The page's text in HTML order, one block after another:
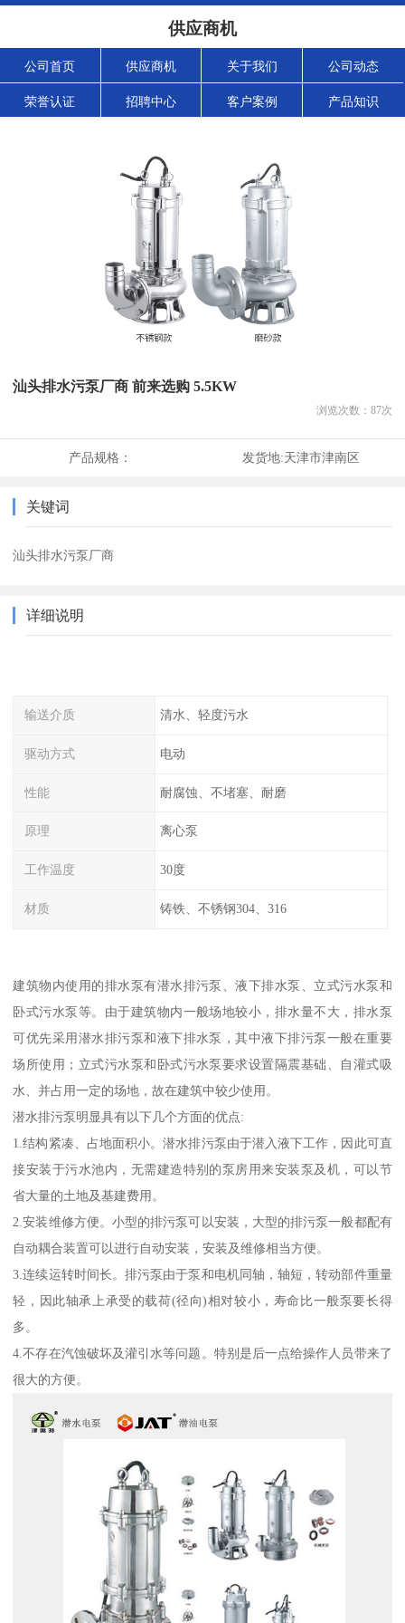
供应商机
公司首页 供应商机 关于我们 公司动态
荣誉认证 招聘中心 客户案例 产品知识
汕头排水污泵厂商 前来选购 5.5KW
浏览次数： 87次
产品规格： 发货地:天津市津南区
关键词
汕头排水污泵厂商
详细说明
输送介质 清水、轻度污水
驱动方式 电动
性能 耐腐蚀、不堵塞、耐磨
原理 离心泵
工作温度 30度
材质 铸铁、不锈钢304、316
建筑物内使用的排水泵有潜水排污泵、液下排水泵、立式污水泵和
卧式污水泵等。由于建筑物内一般场地较小，排水量不大，排水泵
可优先采用潜水排污泵和液下排水泵，其中液下排污泵一般在重要
场所使用；立式污水泵和卧式污水泵要求设置隔震基础、自灌式吸
水、并占用一定的场地，故在建筑中较少使用。
潜水排污泵明显具有以下几个方面的优点:
1.结构紧凑、占地面积小。潜水排污泵由于潜入液下工作，因此可直
接安装于污水池内，无需建造特别的泵房用来安装泵及机，可以节
省大量的土地及基建费用。
2.安装维修方便。小型的排污泵可以安装，大型的排污泵一般都配有
自动耦合装置可以进行自动安装，安装及维修相当方便。
3.连续运转时间长。排污泵由于泵和电机同轴，轴短，转动部件重量
轻，因此轴承上承受的载荷(径向)相对较小，寿命比一般泵要长得
多。
4.不存在汽蚀破坏及灌引水等问题。特别是后一点给操作人员带来了
很大的方便。